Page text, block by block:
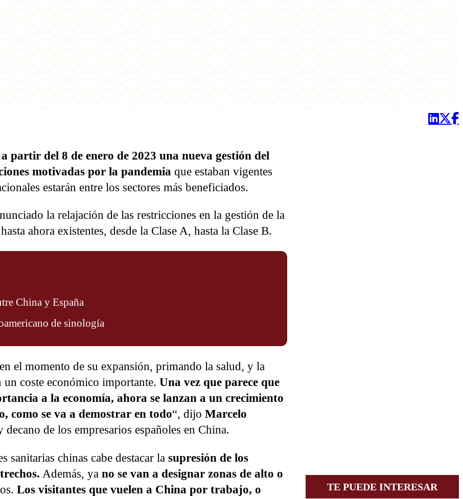
del 8 de enero de 2023 una nueva gestión del
motivadas por la pandemia que estaban vigentes
estarán entre los sectores más beneficiados.
la relajación de las restricciones en la gestión de la
ahora existentes, desde la Clase A, hasta la Clase B.
China y España
de sinología
el momento de su expansión, primando la salud, y la
coste económico importante. Una vez que parece que
a la economía, ahora se lanzan a un crecimiento
como se va a demostrar en todo“, dijo Marcelo
de los empresarios españoles en China.
sanitarias chinas cabe destacar la supresión de los
Además, ya no se van a designar zonas de alto o
Los visitantes que vuelen a China por trabajo, o
TE PUEDE INTERESAR